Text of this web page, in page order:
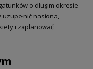
o długim okresie
nasiona,
i zaplanować